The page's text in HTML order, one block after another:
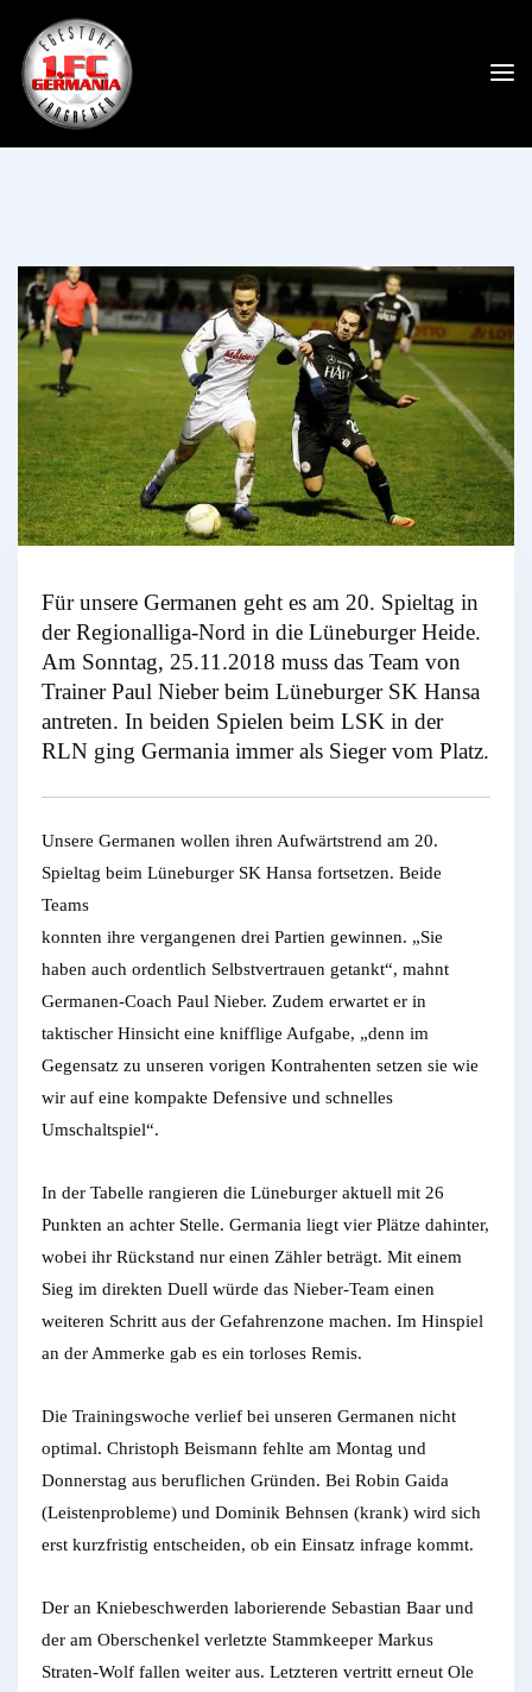
Für unsere Germanen geht es am 20. Spieltag in
der Regionalliga-Nord in die Lüneburger Heide.
Am Sonntag, 25.11.2018 muss das Team von
Trainer Paul Nieber beim Lüneburger SK Hansa
antreten. In beiden Spielen beim LSK in der
RLN ging Germania immer als Sieger vom Platz.
Unsere Germanen wollen ihren Aufwärtstrend am 20.
Spieltag beim Lüneburger SK Hansa fortsetzen. Beide
Teams
konnten ihre vergangenen drei Partien gewinnen. „Sie
haben auch ordentlich Selbstvertrauen getankt“, mahnt
Germanen-Coach Paul Nieber. Zudem erwartet er in
taktischer Hinsicht eine knifflige Aufgabe, „denn im
Gegensatz zu unseren vorigen Kontrahenten setzen sie wie
wir auf eine kompakte Defensive und schnelles
Umschaltspiel“.
In der Tabelle rangieren die Lüneburger aktuell mit 26
Punkten an achter Stelle. Germania liegt vier Plätze dahinter,
wobei ihr Rückstand nur einen Zähler beträgt. Mit einem
Sieg im direkten Duell würde das Nieber-Team einen
weiteren Schritt aus der Gefahrenzone machen. Im Hinspiel
an der Ammerke gab es ein torloses Remis.
Die Trainingswoche verlief bei unseren Germanen nicht
optimal. Christoph Beismann fehlte am Montag und
Donnerstag aus beruflichen Gründen. Bei Robin Gaida
(Leistenprobleme) und Dominik Behnsen (krank) wird sich
erst kurzfristig entscheiden, ob ein Einsatz infrage kommt.
Der an Kniebeschwerden laborierende Sebastian Baar und
der am Oberschenkel verletzte Stammkeeper Markus
Straten-Wolf fallen weiter aus. Letzteren vertritt erneut Ole